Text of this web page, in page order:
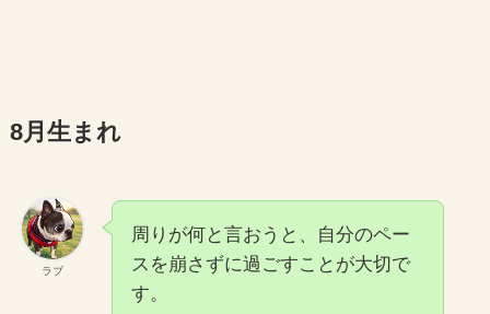
8月生まれ
ラブ
周りが何と言おうと、自分のペー
スを崩さずに過ごすことが大切で
す。